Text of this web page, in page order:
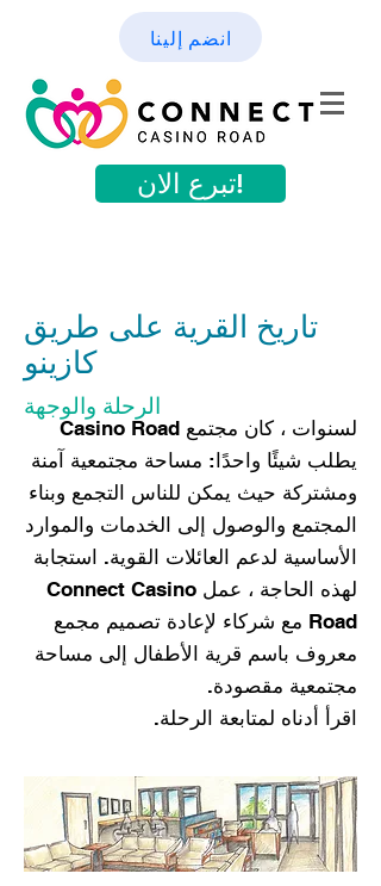
انضم إلينا
تبرع الان!
تاريخ القرية على طريق
كازينو
لسنوات ، كان مجتمع Casino Road
يطلب شيئًا واحدًا: مساحة مجتمعية آمنة
ومشتركة حيث يمكن للناس التجمع وبناء
المجتمع والوصول إلى الخدمات والموارد
الأساسية لدعم العائلات القوية. استجابة
لهذه الحاجة ، عمل Connect Casino
Road مع شركاء لإعادة تصميم مجمع
معروف باسم قرية الأطفال إلى مساحة
مجتمعية مقصودة.
اقرأ أدناه لمتابعة الرحلة.